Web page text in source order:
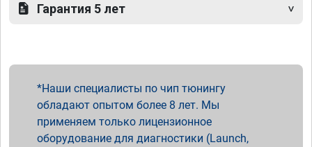
Гарантия 5 лет
Наши специалисты по чип тюнингу
обладают опытом более 8 лет. Мы
применяем только лицензионное
оборудование для диагностики (Launch,